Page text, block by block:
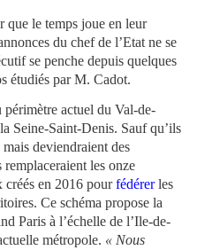
que le temps joue en leur
du chef de l’Etat ne se
se penche depuis quelques
étudiés par M. Cadot.
actuel du Val-de-
Seine-Saint-Denis. Sauf qu’ils
deviendraient des
les onze
créés en 2016 pourfédérerles
Ce schéma propose la
Paris à l’échelle de l’Ile-de-
métropole. « Nous